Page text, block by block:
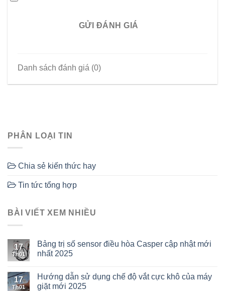
PHÂN LOẠI TIN
Chia sẻ kiến thức hay
Tin tức tổng hợp
BÀI VIẾT XEM NHIỀU
17
Th01
Bảng trị số sensor điều hòa Casper cập nhật mới
nhất 2025
17
Th01
Hướng dẫn sử dụng chế độ vắt cực khô của máy
giặt mới 2025
GỬI ĐÁNH GIÁ
Danh sách đánh giá (0)